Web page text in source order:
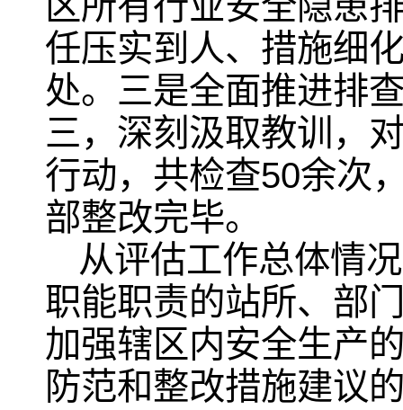
任压实到人、措施细
处。三是全面推进排
三，深刻汲取教训，
行动，共检查50余次
部整改完毕。
从评估工作总体情
职能职责的站所、部
加强辖区内安全生产
防范和整改措施建议